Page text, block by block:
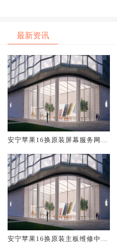
最新资讯
安宁苹果16换原装屏幕服务网点
安宁苹果16换原装主板维修中心